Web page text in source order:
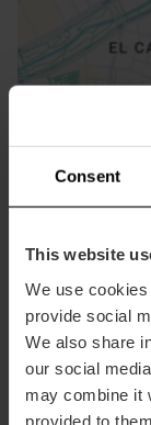
Consent
This website
We use
provide social
We also share
our social
may combine it
provided to
Cómo